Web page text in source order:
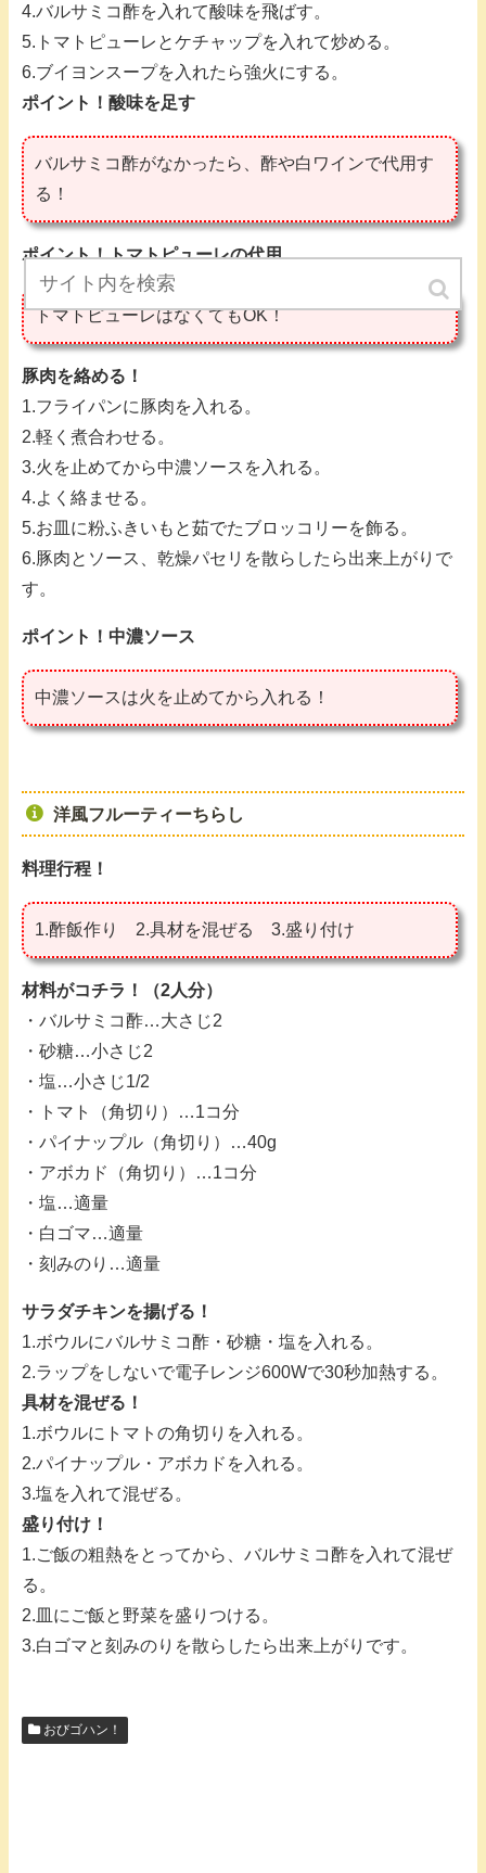
4.バルサミコ酢を入れて酸味を飛ばす。
5.トマトピューレとケチャップを入れて炒める。
6.ブイヨンスープを入れたら強火にする。
ポイント！酸味を足す
バルサミコ酢がなかったら、酢や白ワインで代用す
る！
ポイント！トマトピューレの代用
トマトピューレはなくてもOK！
豚肉を絡める！
1.フライパンに豚肉を入れる。
2.軽く煮合わせる。
3.火を止めてから中濃ソースを入れる。
4.よく絡ませる。
5.お皿に粉ふきいもと茹でたブロッコリーを飾る。
6.豚肉とソース、乾燥パセリを散らしたら出来上がりで
す。
ポイント！中濃ソース
中濃ソースは火を止めてから入れる！
洋風フルーティーちらし
料理行程！
1.酢飯作り 2.具材を混ぜる 3.盛り付け
材料がコチラ！（2人分）
・バルサミコ酢…大さじ2
・砂糖…小さじ2
・塩…小さじ1/2
・トマト（角切り）…1コ分
・パイナップル（角切り）…40g
・アボカド（角切り）…1コ分
・塩…適量
・白ゴマ…適量
・刻みのり…適量
サラダチキンを揚げる！
1.ボウルにバルサミコ酢・砂糖・塩を入れる。
2.ラップをしないで電子レンジ600Wで30秒加熱する。
具材を混ぜる！
1.ボウルにトマトの角切りを入れる。
2.パイナップル・アボカドを入れる。
3.塩を入れて混ぜる。
盛り付け！
1.ご飯の粗熱をとってから、バルサミコ酢を入れて混ぜ
る。
2.皿にご飯と野菜を盛りつける。
3.白ゴマと刻みのりを散らしたら出来上がりです。
おびゴハン！